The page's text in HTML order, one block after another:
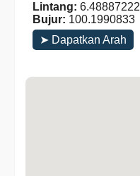
Lintang: 6.48887222
Bujur: 100.1990833
➤ Dapatkan Arah